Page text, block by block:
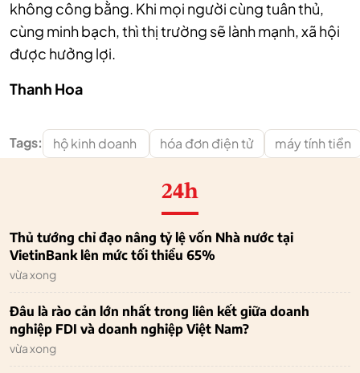
không công bằng. Khi mọi người cùng tuân thủ,
cùng minh bạch, thì thị trường sẽ lành mạnh, xã hội
được hưởng lợi.
Thanh Hoa
Tags: hộ kinh doanh hóa đơn điện tử máy tính tiền
24h
Thủ tướng chỉ đạo nâng tỷ lệ vốn Nhà nước tại
VietinBank lên mức tối thiểu 65%
vừa xong
Đâu là rào cản lớn nhất trong liên kết giữa doanh
nghiệp FDI và doanh nghiệp Việt Nam?
vừa xong